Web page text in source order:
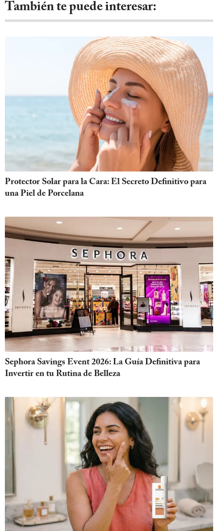
También te puede interesar:
Protector Solar para la Cara: El Secreto Definitivo para
una Piel de Porcelana
Sephora Savings Event 2026: La Guía Definitiva para
Invertir en tu Rutina de Belleza